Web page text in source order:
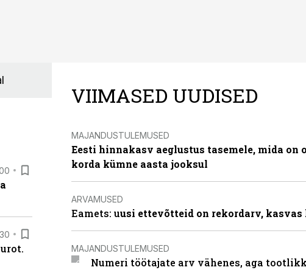
VIIMASED UUDISED
MAJANDUSTULEMUSED
Eesti hinnakasv aeglustus tasemele, mida on
korda kümne aasta jooksul
ARVAMUSED
Eamets: uusi ettevõtteid on rekordarv,
MAJANDUSTULEMUSED
Numeri töötajate arv vähenes, aga